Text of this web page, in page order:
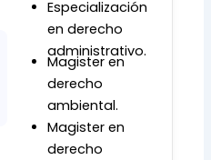
Especialización
en derecho
administrativo.
Magister en
derecho
ambiental.
Magister en
derecho